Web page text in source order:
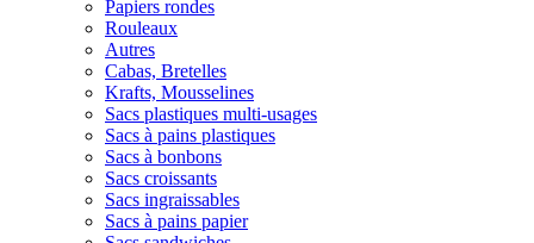
Papiers rondes
Rouleaux
Autres
Cabas, Bretelles
Krafts, Mousselines
Sacs plastiques multi-usages
Sacs à pains plastiques
Sacs à bonbons
Sacs croissants
Sacs ingraissables
Sacs à pains papier